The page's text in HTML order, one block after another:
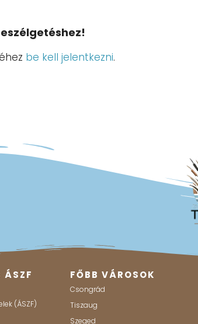
be kell jelentkezni.
ÁSZF
(ÁSZF)
FŐBB VÁROSOK
Csongrád
Tiszaug
Szeged